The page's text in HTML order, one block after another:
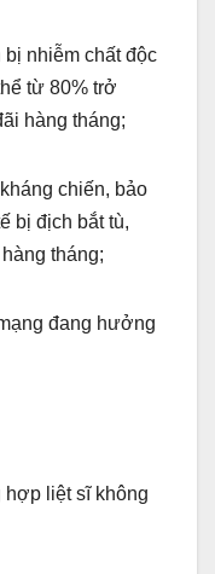
nhiễm chất độc
từ 80% trở
hàng tháng;
chiến, bảo
bị địch bắt tù,
tháng;
đang hưởng
liệt sĩ không